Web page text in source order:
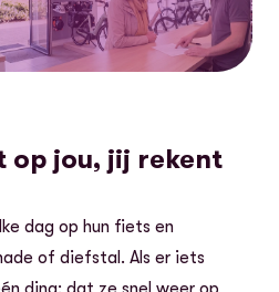
op jou, jij rekent
dag op hun fiets en
of diefstal. Als er iets